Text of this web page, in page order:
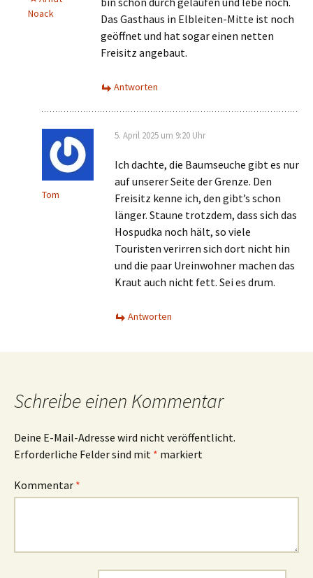
Noack
Das Gasthaus in Elbleiten-Mitte ist noch
geöffnet und hat sogar einen netten
Freisitz angebaut.
Antworten
Tom
5. April 2025 um 9:20 Uhr
Ich dachte, die Baumseuche gibt es nur
auf unserer Seite der Grenze. Den
Freisitz kenne ich, den gibt’s schon
länger. Staune trotzdem, dass sich das
Hospudka noch hält, so viele
Touristen verirren sich dort nicht hin
und die paar Ureinwohner machen das
Kraut auch nicht fett. Sei es drum.
Antworten
Schreibe einen Kommentar
Deine E-Mail-Adresse wird nicht veröffentlicht.
Erforderliche Felder sind mit * markiert
Kommentar *